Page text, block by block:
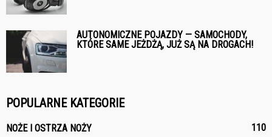
AUTONOMICZNE POJAZDY — SAMOCHODY,
KTÓRE SAME JEŻDŻĄ, JUŻ SĄ NA DROGACH!
POPULARNE KATEGORIE
NOŻE I OSTRZA NOŻY
110